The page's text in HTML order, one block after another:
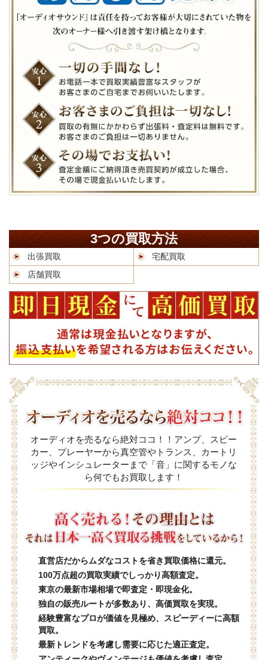
3つの買取方法
出張買取
宅配買取
店舗買取
オーディオを売るなら絶対ココ！！アンプ、スピー
カー、プレーヤーから真空管やトランス、カートリ
ッジやインシュレーターまで「音」に関するモノな
ら何でもお買取します！
直営店だからムダなコストを省き買取価格に還元。
100万点超の買取実績でしっかり高額査定。
東京の最新市場相場で即査定・即現金化。
独自の販売ルートが多数あり、高価買取を実現。
経験豊富なプロが価値を見極め、スピーディーに高額
買取。
最新トレンドを考慮し需要に応じた適正査定。